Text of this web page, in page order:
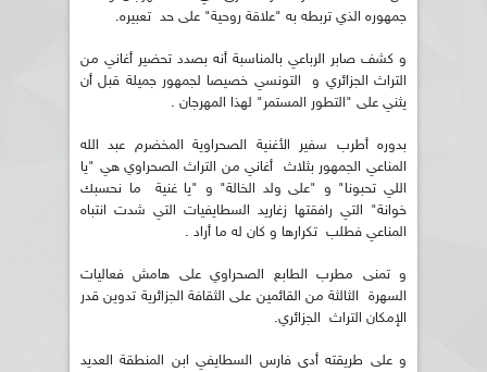
جمهوره الذي تربطه به "علاقة روحية" على حد تعبيره.
و كشف صابر الرباعي بالمناسبة أنه بصدد تحضير أغاني من
التراث الجزائري و التونسي خصيصا لجمهور جميلة قبل أن
يثني على "التطور المستمر" لهذا المهرجان .
بدوره أطرب سفير الأغنية الصحراوية المخضرم عبد الله
المناعي الجمهور بثلاث أغاني من التراث الصحراوي هي "يا
اللي تحبونا" و "على ولد الخالة" و "يا غنية ما نحسبك
خوانة" التي رافقتها زغاريد السطايفيات التي شدت انتباه
المناعي فطلب تكرارها و كان له ما أراد .
و تمنى مطرب الطابع الصحراوي على هامش فعاليات
السهرة الثالثة من القائمين على الثقافة الجزائرية تدوين قدر
الإمكان التراث الجزائري.
و على طريقته أدى فارس السطايفي ابن المنطقة العديد